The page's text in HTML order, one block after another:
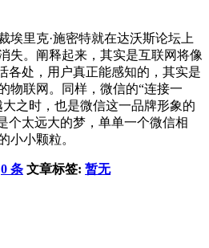
里克·施密特就在达沃斯论坛上
失。阐释起来，其实是互联网将像
各处，用户真正能感知的，其实是
物联网。同样，微信的“连接一
之时，也是微信这一品牌形象的
个太远大的梦，单单一个微信相
小小颗粒。
0 条 文章标签: 暂无